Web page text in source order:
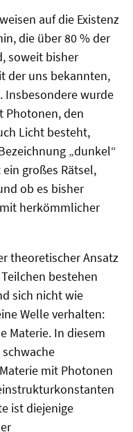
auf die Existenz
die über 80 % der
soweit bisher
der uns bekannten,
Insbesondere wurde
Photonen, den
Licht besteht,
„dunkel“
großes Rätsel,
ob es bisher
herkömmlicher
theoretischer Ansatz
bestehen
sich nicht wie
Welle verhalten:
Materie. In diesem
mit Photonen
ist diejenige